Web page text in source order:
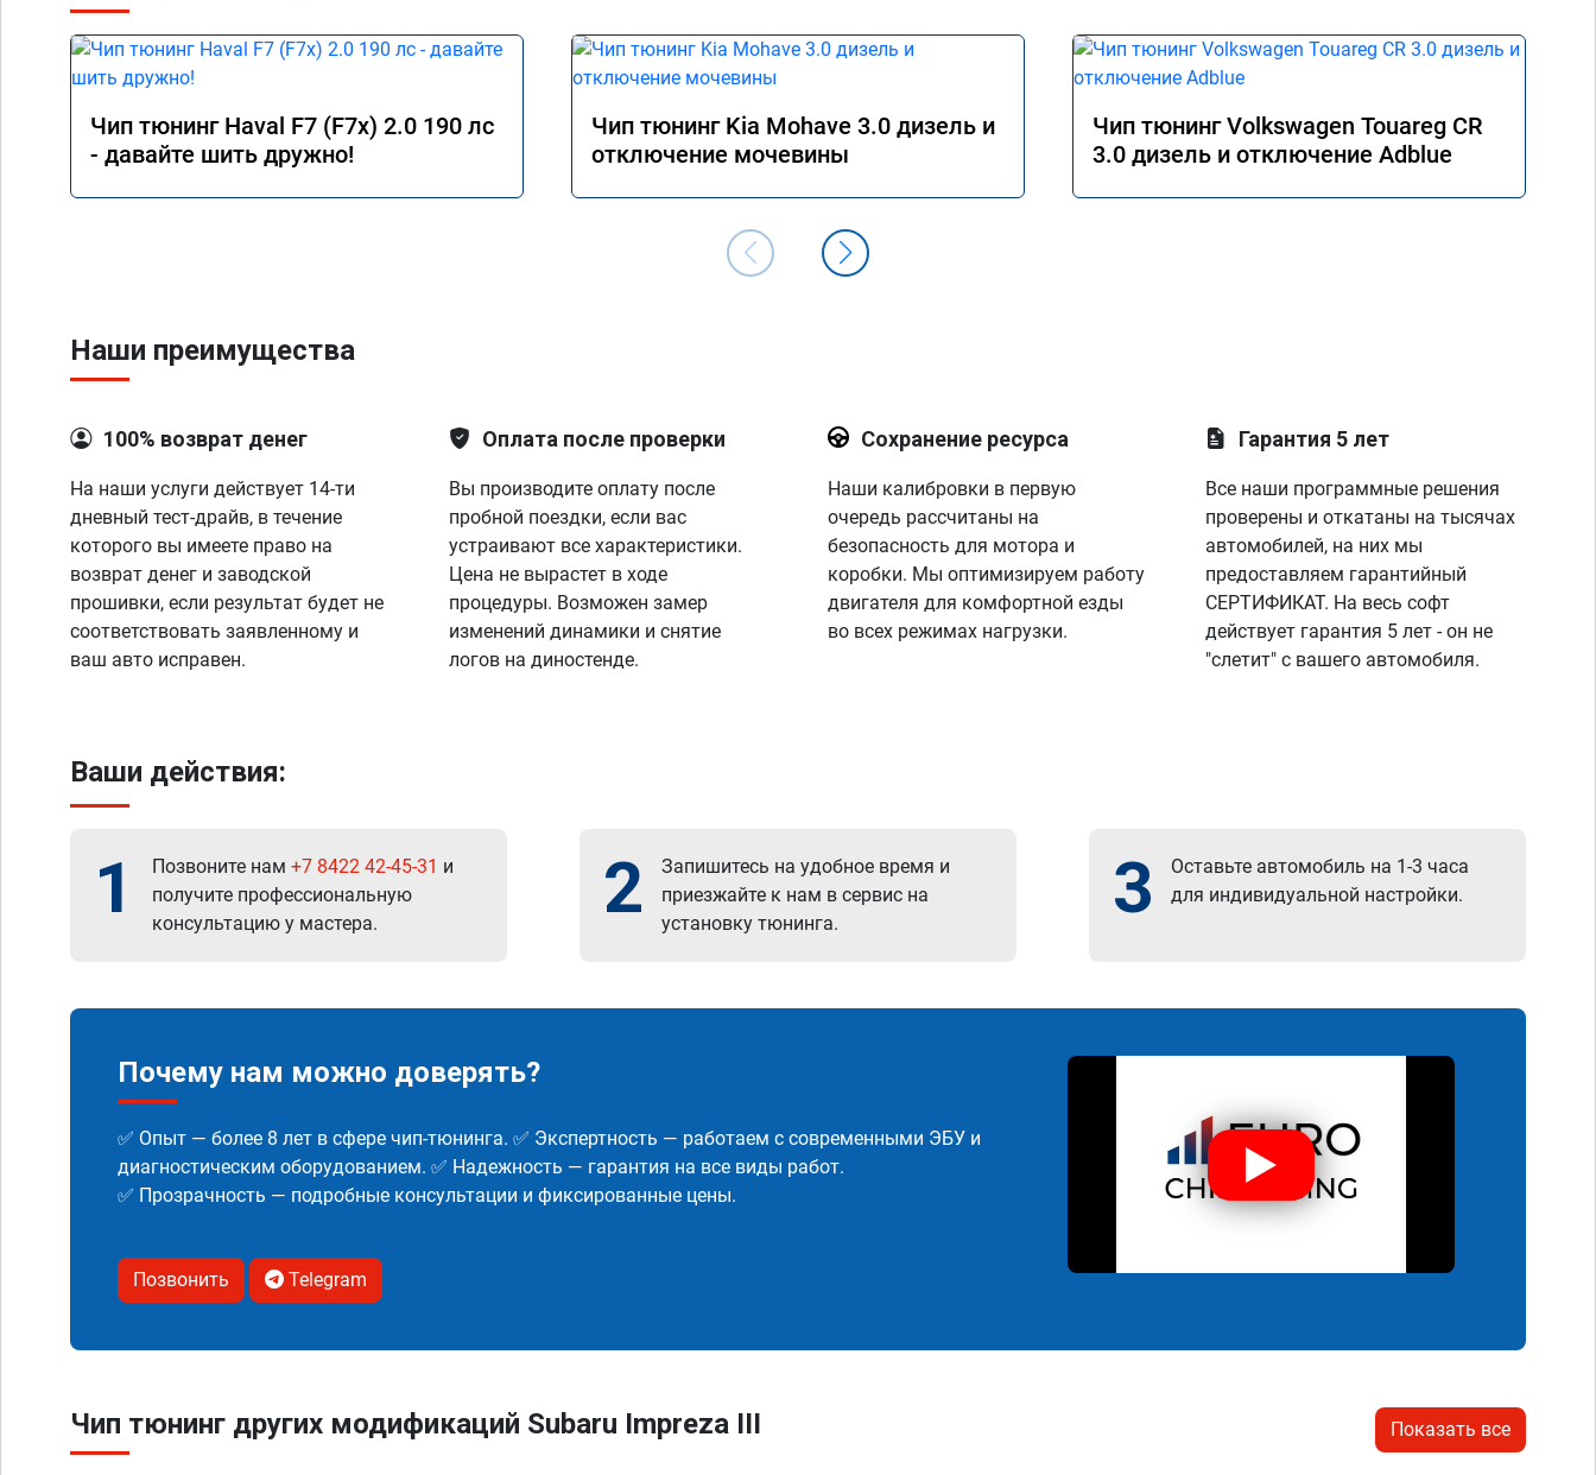
Чип тюнинг Haval F7 (F7x) 2.0 190 лс
- давайте шить дружно!
Чип тюнинг Kia Mohave 3.0 дизель и
отключение мочевины
Чип тюнинг Volkswagen Touareg CR
3.0 дизель и отключение Adblue
Наши преимущества
100% возврат денег
На наши услуги действует 14-ти
дневный тест-драйв, в течение
которого вы имеете право на
возврат денег и заводской
прошивки, если результат будет не
соответствовать заявленному и
ваш авто исправен.
Оплата после проверки
Вы производите оплату после
пробной поездки, если вас
устраивают все характеристики.
Цена не вырастет в ходе
процедуры. Возможен замер
изменений динамики и снятие
логов на диностенде.
Сохранение ресурса
Наши калибровки в первую
очередь рассчитаны на
безопасность для мотора и
коробки. Мы оптимизируем работу
двигателя для комфортной езды
во всех режимах нагрузки.
Гарантия 5 лет
Все наши программные решения
проверены и откатаны на тысячах
автомобилей, на них мы
предоставляем гарантийный
СЕРТИФИКАТ. На весь софт
действует гарантия 5 лет - он не
"слетит" с вашего автомобиля.
Ваши действия:
1 Позвоните нам +7 8422 42-45-31 и
получите профессиональную
консультацию у мастера.
2
Запишитесь на удобное время и
приезжайте к нам в сервис на
установку тюнинга.
3
Оставьте автомобиль на 1-3 часа
для индивидуальной настройки.
Почему нам можно доверять?
✅ Опыт — более 8 лет в сфере чип-тюнинга. ✅ Экспертность — работаем с современными ЭБУ и
диагностическим оборудованием. ✅ Надежность — гарантия на все виды работ.
✅ Прозрачность — подробные консультации и фиксированные цены.
Позвонить Telegram
Чип тюнинг других модификаций Subaru Impreza III Показать все